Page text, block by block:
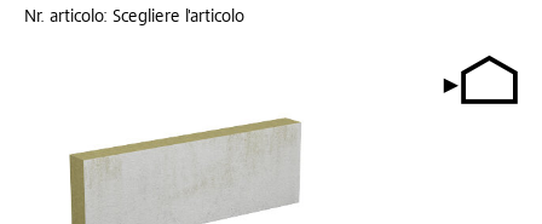
Nr. articolo: Scegliere l'articolo